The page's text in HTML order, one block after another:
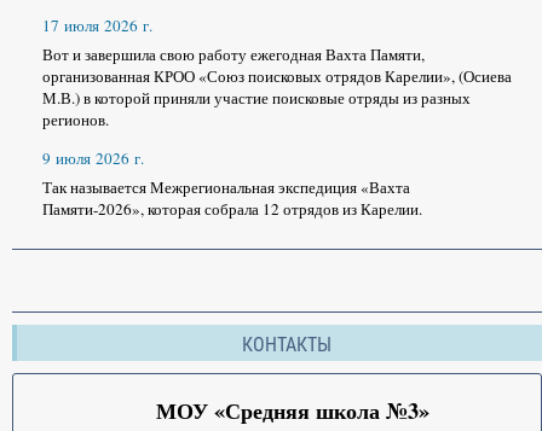
17 июля 2026 г.
Вот и завершила свою работу ежегодная Вахта Памяти,
организованная КРОО «Союз поисковых отрядов Карелии», (Осиева
М.В.) в которой приняли участие поисковые отряды из разных
регионов.
9 июля 2026 г.
Так называется Межрегиональная экспедиция «Вахта
Памяти-2026», которая собрала 12 отрядов из Карелии.
КОНТАКТЫ
МОУ «Средняя школа №3»